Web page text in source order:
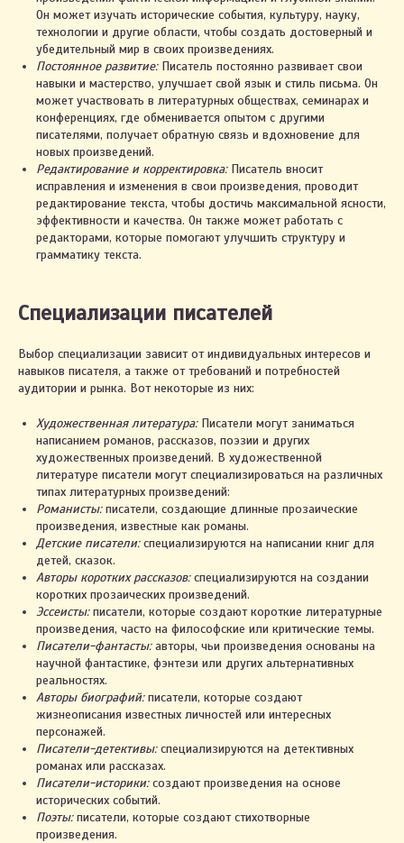
Он может изучать исторические события, культуру, науку,
технологии и другие области, чтобы создать достоверный и
убедительный мир в своих произведениях.
Постоянное развитие:Писатель постоянно развивает свои
навыки и мастерство, улучшает свой язык и стиль письма. Он
может участвовать в литературных обществах, семинарах и
конференциях, где обменивается опытом с другими
писателями, получает обратную связь и вдохновение для
новых произведений.
Редактирование и корректировка:Писатель вносит
исправления и изменения в свои произведения, проводит
редактирование текста, чтобы достичь максимальной ясности,
эффективности и качества. Он также может работать с
редакторами, которые помогают улучшить структуру и
грамматику текста.
Специализации писателей
Выбор специализации зависит от индивидуальных интересов и
навыков писателя, а также от требований и потребностей
аудитории и рынка. Вот некоторые из них:
Художественная литература: Писатели могут заниматься
написанием романов, рассказов, поэзии и других
художественных произведений. В художественной
литературе писатели могут специализироваться на различных
типах литературных произведений:
Романисты:писатели, создающие длинные прозаические
произведения, известные как романы.
Детские писатели:специализируются на написании книг для
детей, сказок.
Авторы коротких рассказов:специализируются на создании
коротких прозаических произведений.
Эссеисты:писатели, которые создают короткие литературные
произведения, часто на философские или критические темы.
Писатели-фантасты:авторы, чьи произведения основаны на
научной фантастике, фэнтези или других альтернативных
реальностях.
Авторы биографий:писатели, которые создают
жизнеописания известных личностей или интересных
персонажей.
Писатели-детективы:специализируются на детективных
романах или рассказах.
Писатели-историки:создают произведения на основе
исторических событий.
Поэты:писатели, которые создают стихотворные
произведения.